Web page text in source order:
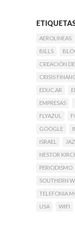
AEROLINEAS
BILLS
CREACIÓN
CRISIS
EDUC.AR
EMPRESAS
FLYAZUL
GOOGLE
ISRAEL
NESTOR
PERIODISMO
SOUTHERN
TELEFONIA
USA
WIFI